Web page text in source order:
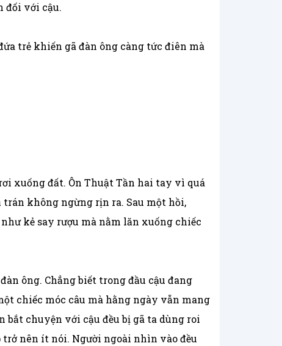
đối với cậu.
trẻ khiến gã đàn ông càng tức điên mà
xuống đất. Ôn Thuật Tần hai tay vì quá
không ngừng rịn ra. Sau một hồi,
kẻ say rượu mà nằm lăn xuống chiếc
ông. Chẳng biết trong đầu cậu đang
chiếc móc câu mà hằng ngày vẫn mang
chuyện với cậu đều bị gã ta dùng roi
nên ít nói. Người ngoài nhìn vào đều